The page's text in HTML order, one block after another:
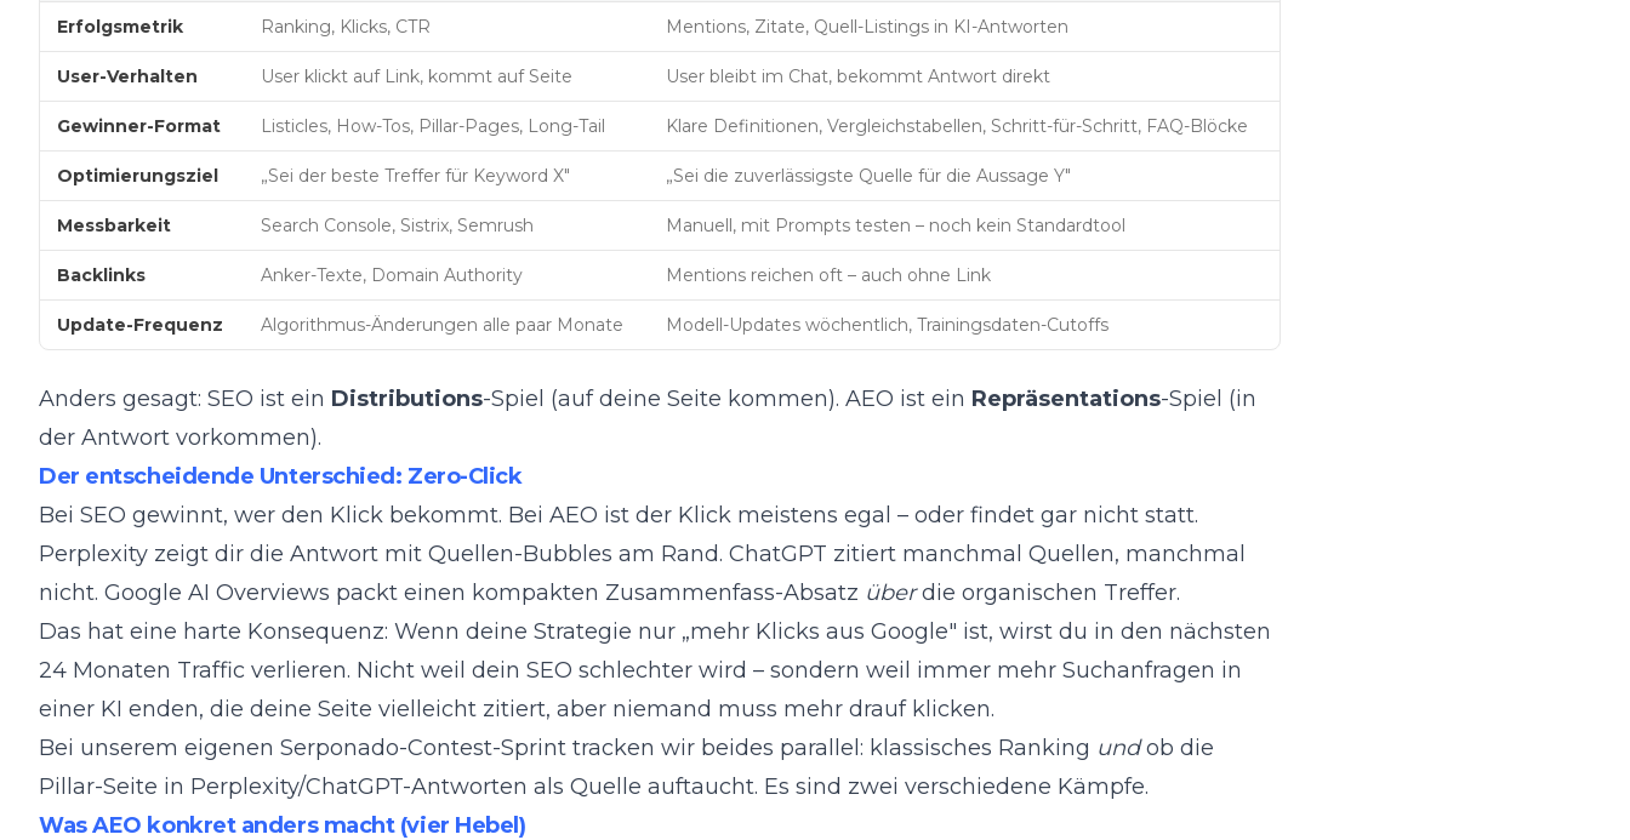
Erfolgsmetrik Ranking, Klicks, CTR Mentions, Zitate, Quell-Listings in KI-Antworten
User-Verhalten User klickt auf Link, kommt auf Seite User bleibt im Chat, bekommt Antwort direkt
Gewinner-Format Listicles, How-Tos, Pillar-Pages, Long-Tail Klare Definitionen, Vergleichstabellen, Schritt-für-Schritt, FAQ-Blöcke
Optimierungsziel „Sei der beste Treffer für Keyword X" „Sei die zuverlässigste Quelle für die Aussage Y"
Messbarkeit Search Console, Sistrix, Semrush Manuell, mit Prompts testen – noch kein Standardtool
Backlinks Anker-Texte, Domain Authority Mentions reichen oft – auch ohne Link
Update-Frequenz Algorithmus-Änderungen alle paar Monate Modell-Updates wöchentlich, Trainingsdaten-Cutoffs
Anders gesagt: SEO ist ein Distributions-Spiel (auf deine Seite kommen). AEO ist ein Repräsentations-Spiel (in
der Antwort vorkommen).
Der entscheidende Unterschied: Zero-Click
Bei SEO gewinnt, wer den Klick bekommt. Bei AEO ist der Klick meistens egal – oder findet gar nicht statt.
Perplexity zeigt dir die Antwort mit Quellen-Bubbles am Rand. ChatGPT zitiert manchmal Quellen, manchmal
nicht. Google AI Overviews packt einen kompakten Zusammenfass-Absatz überdie organischen Treffer.
Das hat eine harte Konsequenz: Wenn deine Strategie nur „mehr Klicks aus Google" ist, wirst du in den nächsten
24 Monaten Traffic verlieren. Nicht weil dein SEO schlechter wird – sondern weil immer mehr Suchanfragen in
einer KI enden, die deine Seite vielleicht zitiert, aber niemand muss mehr drauf klicken.
Bei unserem eigenen Serponado-Contest-Sprint tracken wir beides parallel: klassisches Ranking undob die
Pillar-Seite in Perplexity/ChatGPT-Antworten als Quelle auftaucht. Es sind zwei verschiedene Kämpfe.
Was AEO konkret anders macht (vier Hebel)